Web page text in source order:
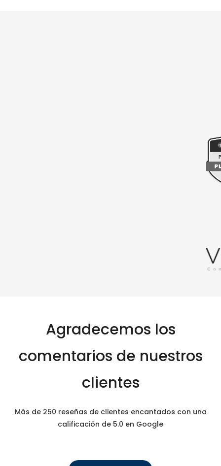
Agradecemos los
comentarios de nuestros
clientes
Más de 250 reseñas de clientes encantados con una
calificación de 5.0 en Google